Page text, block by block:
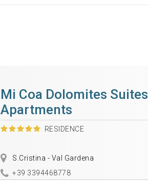
Mi Coa Dolomites Suites
Apartments
RESIDENCE
S.Cristina - Val Gardena
+39 3394468778